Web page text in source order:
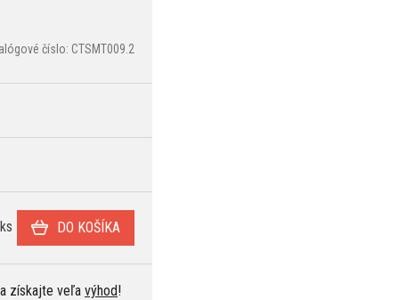
číslo: CTSMT009.2
ks DO KOŠÍKA
získajte veľa výhod!